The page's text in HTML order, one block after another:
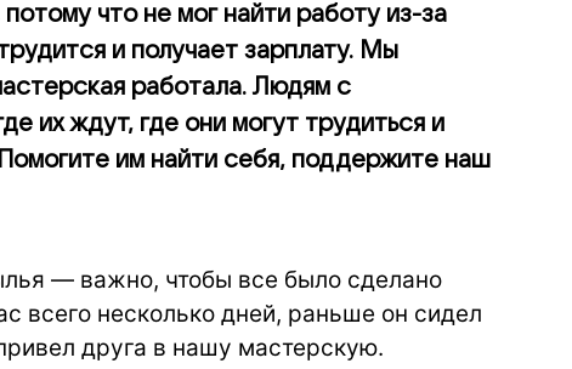
что не мог найти работу из-за
и получает зарплату. Мы
работала. Людям с
их ждут, где они могут трудиться и
им найти себя, поддержите наш
— важно, чтобы все было сделано
всего несколько дней, раньше он сидел
друга в нашу мастерскую.